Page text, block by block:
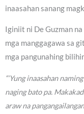
inaasahan sanang
Iginiit ni De Guzman
mga manggagawa sa
mga pangunahing
“‘Yung inaasahan
naging bato pa.
araw na